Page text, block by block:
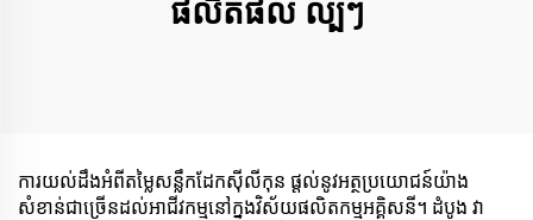
ផលិតផល ល្បីៗ
ការយល់ដឹងអំពីតម្លៃសន្លឹកដែកស៊ីលីកុន ផ្តល់នូវអត្ថប្រយោជន៍យ៉ាង
សំខាន់ជាច្រើនដល់អាជីវកម្មនៅក្នុងវិស័យផលិតកម្មអគ្គិសនី។ ដំបូង វា